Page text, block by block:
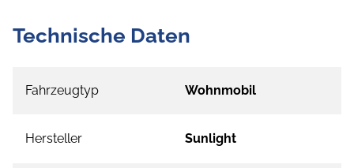
Technische Daten
Fahrzeugtyp Wohnmobil
Hersteller Sunlight